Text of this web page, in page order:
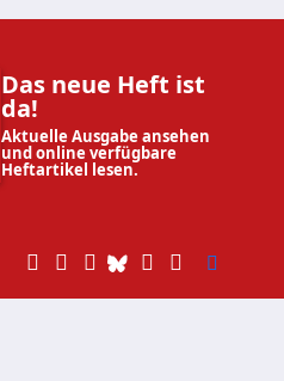
Das neue Heft ist
da!
Aktuelle Ausgabe ansehen
und online verfügbare
Heftartikel lesen.